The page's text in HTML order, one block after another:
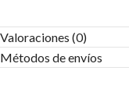
Valoraciones (0)
Métodos de envíos